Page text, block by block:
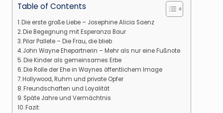
Table of Contents
Die erste große Liebe – Josephine Alicia Saenz
Die Begegnung mit Esperanza Baur
Pilar Pallete – Die Frau, die blieb
John Wayne Ehepartnerin – Mehr als nur eine Fußnote
Die Kinder als gemeinsames Erbe
Die Rolle der Ehe in Waynes öffentlichem Image
Hollywood, Ruhm und private Opfer
Freundschaften und Loyalität
Späte Jahre und Vermächtnis
Fazit: